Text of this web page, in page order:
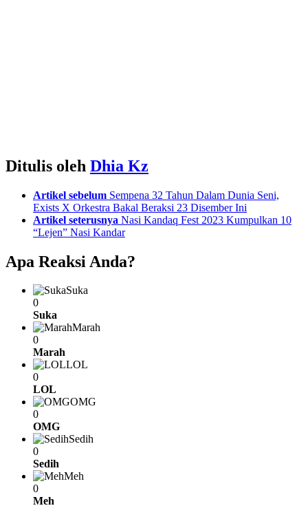
Ditulis oleh Dhia Kz
Artikel sebelum Sempena 32 Tahun Dalam Dunia Seni,
Exists X Orkestra Bakal Beraksi 23 Disember Ini
Artikel seterusnya Nasi Kandaq Fest 2023 Kumpulkan 10
“Lejen” Nasi Kandar
Apa Reaksi Anda?
Suka
0
Suka
Marah
0
Marah
LOL
0
LOL
OMG
0
OMG
Sedih
0
Sedih
Meh
0
Meh